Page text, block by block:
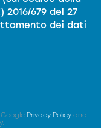
2016/679 del 27
dei dati
Privacy Policy and